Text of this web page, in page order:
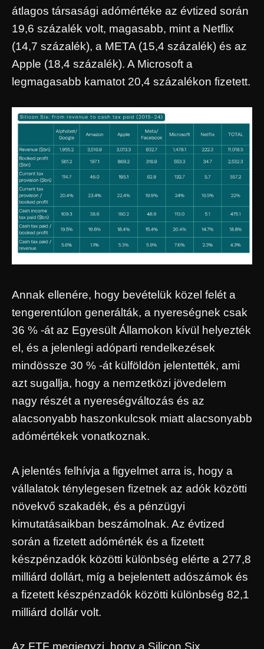
átlagos társasági adómértéke az évtized során
19,6 százalék volt, magasabb, mint a Netflix
(14,7 százalék), a META (15,4 százalék) és az
Apple (18,4 százalék). A Microsoft a
legmagasabb kamatot 20,4 százalékon fizetett.
Annak ellenére, hogy bevételük közel felét a
tengerentúlon generálták, a nyereségnek csak
36 % -át az Egyesült Államokon kívül helyezték
el, és a jelenlegi adóparti rendelkezések
mindössze 30 % -át külföldön jelentették, ami
azt sugallja, hogy a nemzetközi jövedelem
nagy részét a nyereségváltozás és az
alacsonyabb haszonkulcsok miatt alacsonyabb
adómértékek vonatkoznak.
A jelentés felhívja a figyelmet arra is, hogy a
vállalatok ténylegesen fizetnek az adók közötti
növekvő szakadék, és a pénzügyi
kimutatásaikban beszámolnak. Az évtized
során a fizetett adómérték és a fizetett
készpénzadók közötti különbség elérte a 277,8
milliárd dollárt, míg a bejelentett adószámok és
a fizetett készpénzadók közötti különbség 82,1
milliárd dollár volt.
Az FTF megjegyzi, hogy a Silicon Six